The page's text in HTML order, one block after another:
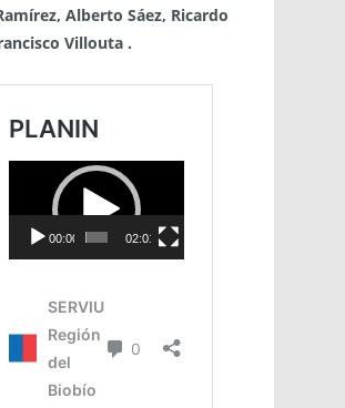
Alberto Sáez, Ricardo
Villouta .